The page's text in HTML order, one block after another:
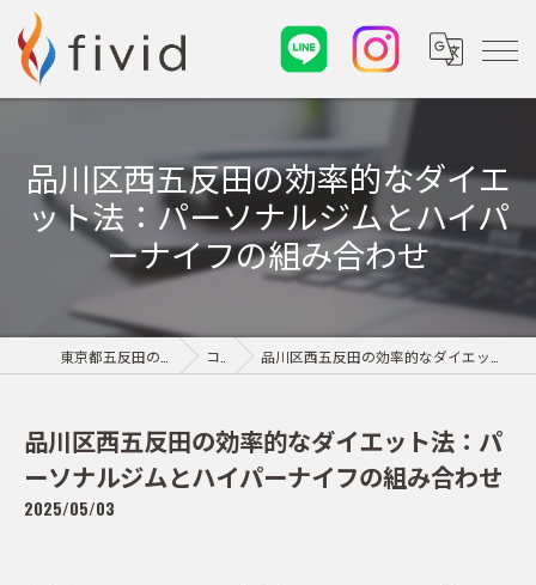
品川区西五反田の効率的なダイエ
ット法：パーソナルジムとハイパ
ーナイフの組み合わせ
コラム 品川区西五反田の効率的なダイエット法：パーソナルジムとハイパーナイフの組み合わせ
品川区西五反田の効率的なダイエット法：パ
ーソナルジムとハイパーナイフの組み合わせ
2025/05/03